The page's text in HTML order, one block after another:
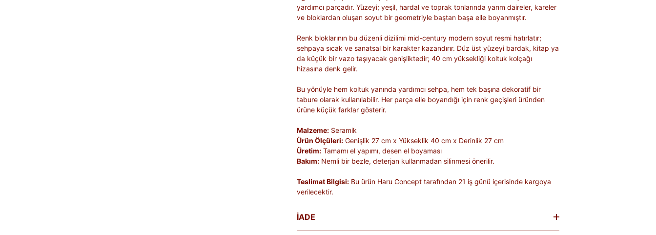
yardımcı parçadır. Yüzeyi; yeşil, hardal ve toprak tonlarında yarım daireler, kareler
ve bloklardan oluşan soyut bir geometriyle baştan başa elle boyanmıştır.
Renk bloklarının bu düzenli dizilimi mid-century modern soyut resmi hatırlatır;
sehpaya sıcak ve sanatsal bir karakter kazandırır. Düz üst yüzeyi bardak, kitap ya
da küçük bir vazo taşıyacak genişliktedir; 40 cm yüksekliği koltuk kolçağı
hizasına denk gelir.
Bu yönüyle hem koltuk yanında yardımcı sehpa, hem tek başına dekoratif bir
tabure olarak kullanılabilir. Her parça elle boyandığı için renk geçişleri üründen
ürüne küçük farklar gösterir.
Malzeme: Seramik
Ürün Ölçüleri: Genişlik 27 cm x Yükseklik 40 cm x Derinlik 27 cm
Üretim: Tamamı el yapımı, desen el boyaması
Bakım: Nemli bir bezle, deterjan kullanmadan silinmesi önerilir.
Teslimat Bilgisi: Bu ürün Haru Concept tarafından 21 iş günü içerisinde kargoya
verilecektir.
İADE